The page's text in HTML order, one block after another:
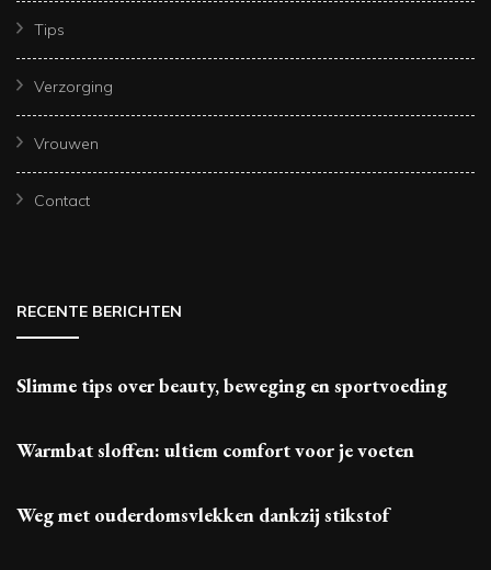
Tips
Verzorging
Vrouwen
Contact
RECENTE BERICHTEN
Slimme tips over beauty, beweging en sportvoeding
Warmbat sloffen: ultiem comfort voor je voeten
Weg met ouderdomsvlekken dankzij stikstof